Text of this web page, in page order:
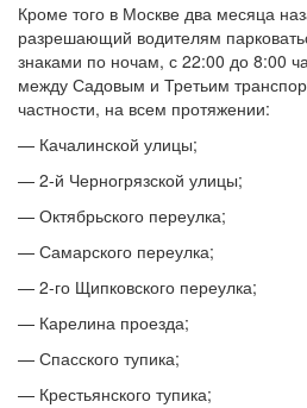
Кроме того в Москве два месяца
разрешающий водителям
знаками по ночам, с 22:00 до 8:00
между Садовым и Третьим
частности, на всем протяжении:
— Качалинской улицы;
— 2-й Черногрязской улицы;
— Октябрьского переулка;
— Самарского переулка;
— 2-го Щипковского переулка;
— Карелина проезда;
— Спасского тупика;
— Крестьянского тупика;